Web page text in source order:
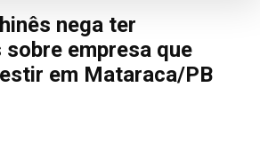
nega ter
empresa que
em Mataraca/PB